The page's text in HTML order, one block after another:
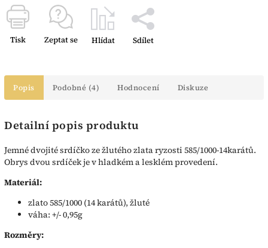
Tisk Zeptat se Hlídat Sdílet
Popis Podobné (4) Hodnocení Diskuze
Detailní popis produktu
Jemné dvojité srdíčko ze žlutého zlata ryzosti 585/1000-14karátů.
Obrys dvou srdíček je v hladkém a lesklém provedení.
Materiál:
zlato 585/1000 (14 karátů), žluté
váha: +/- 0,95g
Rozměry: